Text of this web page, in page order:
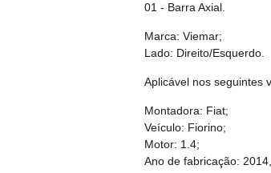
01 - Barra Axial.
Marca: Viemar;
Lado: Direito/Esquerdo.
Aplicável nos seguintes
Montadora: Fiat;
Veículo: Fiorino;
Motor: 1.4;
Ano de fabricação: